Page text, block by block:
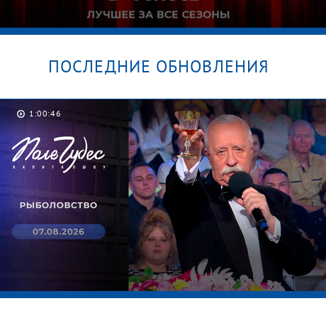
От Lambada до Despacito.
Латиноамериканские хиты в шоу «Голос».
Лучшие выступления за все сезоны
ПОСЛЕДНИЕ ОБНОВЛЕНИЯ
1:00:46